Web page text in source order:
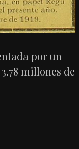
por un
millones de